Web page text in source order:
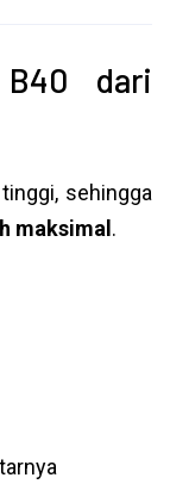
dari
sehingga
maksimal .